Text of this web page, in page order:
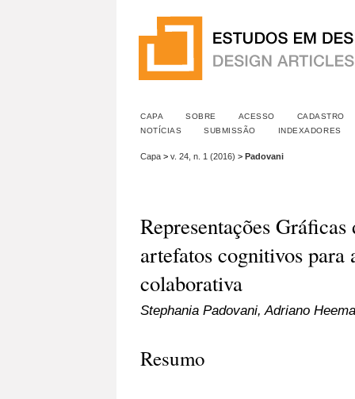
CAPA SOBRE ACESSO
CADASTRO
NOTÍCIAS
SUBMISSÃO INDEXADORES
Capa > v. 24, n. 1 (2016) > Padovani
Representações
artefatos cognitivos para
colaborativa
Stephania Padovani, Adriano
Resumo